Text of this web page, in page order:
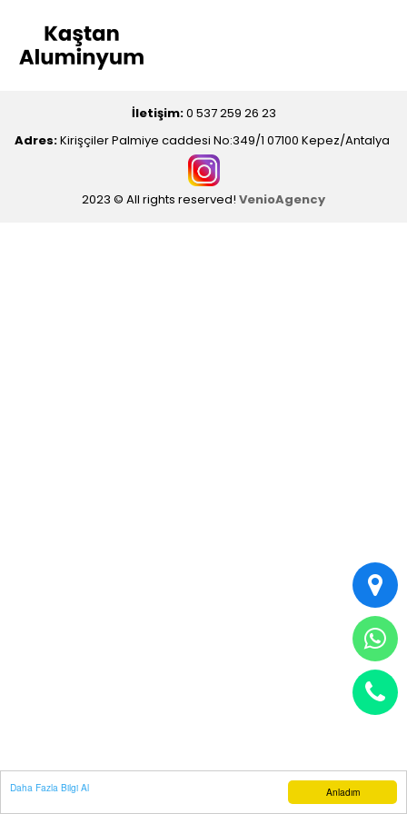
Anladım
Daha Fazla Bilgi Al
İletişim:0 537 259 26 23
Adres:Kirişçiler Palmiye caddesi No:349/1 07100 Kepez/Antalya
2023 © All rights reserved! VenioAgency